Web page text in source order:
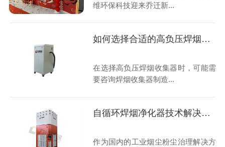
维环保科技迎来乔迁新...
如何选择合适的高负压焊烟收集器？
在选择高负压焊烟收集器时，可能需
要咨询焊烟收集器制造...
自循环焊烟净化器技术解决方案推荐
作为国内的工业烟尘粉尘治理解决方